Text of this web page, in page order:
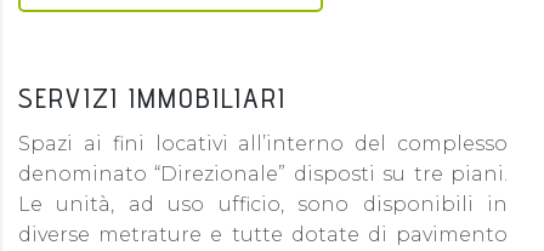
SERVIZI IMMOBILIARI
Spazi ai fini locativi all’interno del complesso
denominato “Direzionale” disposti su tre piani.
Le unità, ad uso ufficio, sono disponibili in
diverse metrature e tutte dotate di pavimento